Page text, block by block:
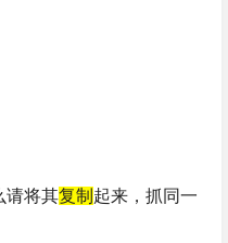
请将其复制 起来，抓同一